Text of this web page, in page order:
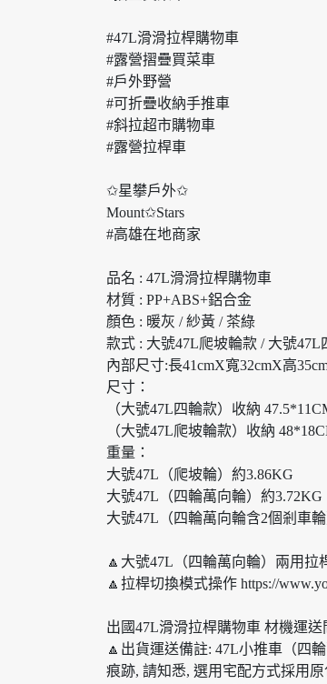
#47L滑滑拉桿購物車
#露營摺疊買菜車
#戶外野營
#可折疊收納手推車
#斜拉超市購物車
#露營拉桿車
✩星攀戶外✩
Mount✩Stars
#高雄在地商家
品名 : 47L滑滑拉桿購物車
材質 : PP+ABS+鋁合金
顏色 : 暖灰 / 紗黃 / 茶綠
款式 : 大號47L爬坡輪款 / 大號
內部尺寸:長41cmX寬32cmX高
尺寸：
（大號47L四輪款）收納
（大號47L爬坡輪款）收納
重量：
大號47L（爬坡輪）約3.86KG
大號47L（四輪萬向輪）約3.72KG
大號47L（四輪萬向輪含2個剎車
🔼大號47L（四輪萬向輪）兩用拉
🔼拉桿切換模式操作 https://
出國47L滑滑拉桿購物車 材機運送
🔼出貨運送備註: 47L小推車（四
痕跡, 請知悉, 選用宅配方式採用